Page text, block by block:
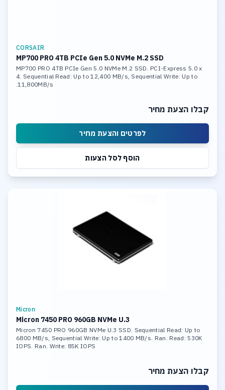
CORSAIR
MP700 PRO 4TB PCIe Gen 5.0 NVMe M.2 SSD
MP700 PRO 4TB PCIe Gen 5.0 NVMe M.2 SSD. PCI-Express 5.0 x
4. Sequential Read: Up to 12,400 MB/s, Sequential Write: Up to
11,800MB/s.
קבלו הצעת מחיר
לפרטים והצעת מחיר
הוסף לסל הצעות
Micron
Micron 7450 PRO 960GB NVMe U.3
Micron 7450 PRO 960GB NVMe U.3 SSD. Sequential Read: Up to
6800 MB/s, Sequential Write: Up to 1400 MB/s. Ran. Read: 530K
IOPS. Ran. Write: 85K IOPS
קבלו הצעת מחיר